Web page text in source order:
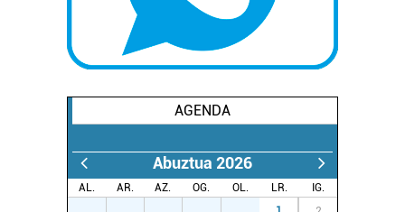
AGENDA
Abuztua 2026
AL. AR. AZ. OG. OL. LR.
IG.